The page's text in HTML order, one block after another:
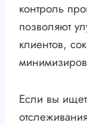
контроль
позволяют
клиентов,
Если вы